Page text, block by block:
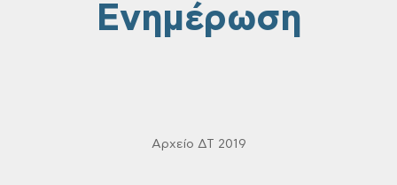
Ενημέρωση
Αρχείο ΔΤ 2019